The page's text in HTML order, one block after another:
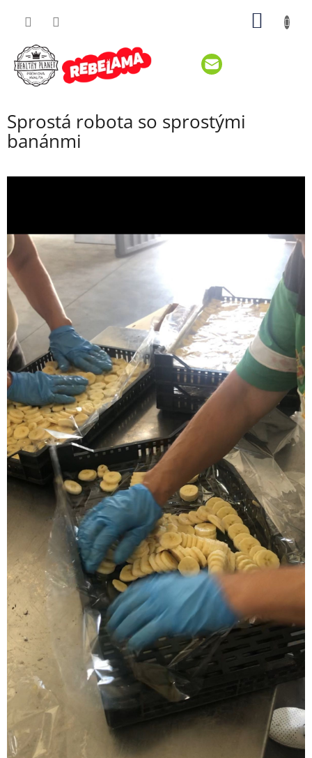
Sprostá robota so sprostými
banánmi